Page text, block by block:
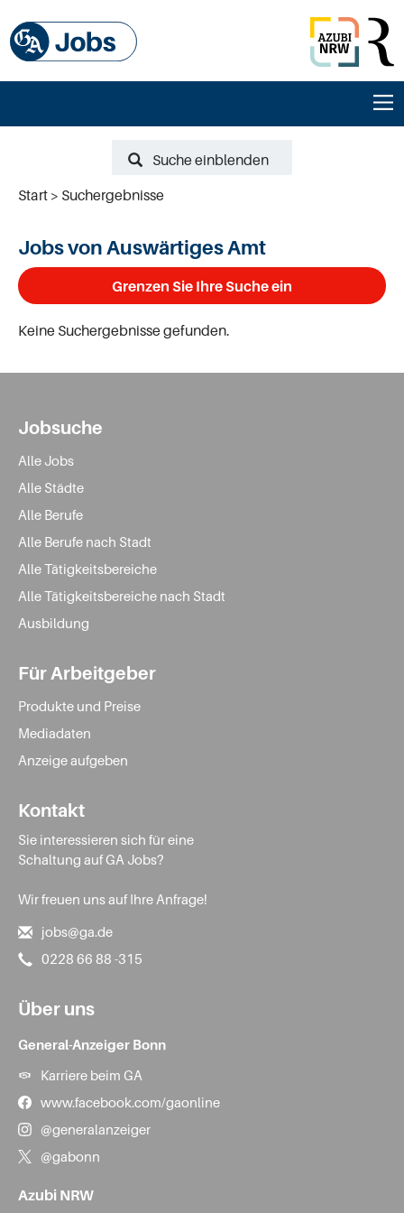
Suche einblenden
Start
Suchergebnisse
Jobs von Auswärtiges Amt
Grenzen Sie Ihre Suche ein
Keine Suchergebnisse gefunden.
Jobsuche
Alle Jobs
Alle Städte
Alle Berufe
Alle Berufe nach Stadt
Alle Tätigkeitsbereiche
Alle Tätigkeitsbereiche nach Stadt
Ausbildung
Für Arbeitgeber
Produkte und Preise
Mediadaten
Anzeige aufgeben
Kontakt
Sie interessieren sich für eine
Schaltung auf GA Jobs?
Wir freuen uns auf Ihre Anfrage!
jobs@ga.de
0228 66 88 -315
Über uns
General-Anzeiger Bonn
Karriere beim GA
www.facebook.com/gaonline
@generalanzeiger
@gabonn
Azubi NRW